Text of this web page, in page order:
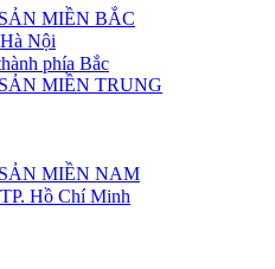
MIỀN BẮC
Nội
phía Bắc
MIỀN TRUNG
MIỀN NAM
Hồ Chí Minh